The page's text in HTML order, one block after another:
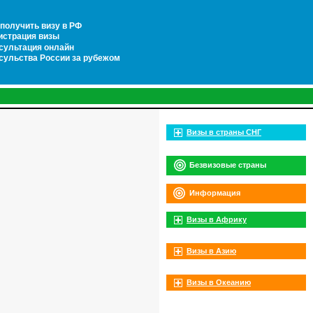
получить визу в РФ
визы
онлайн
России за рубежом
Визы в страны СНГ
Безвизовые страны
Информация
Визы в Африку
Визы в Азию
Визы в Океанию